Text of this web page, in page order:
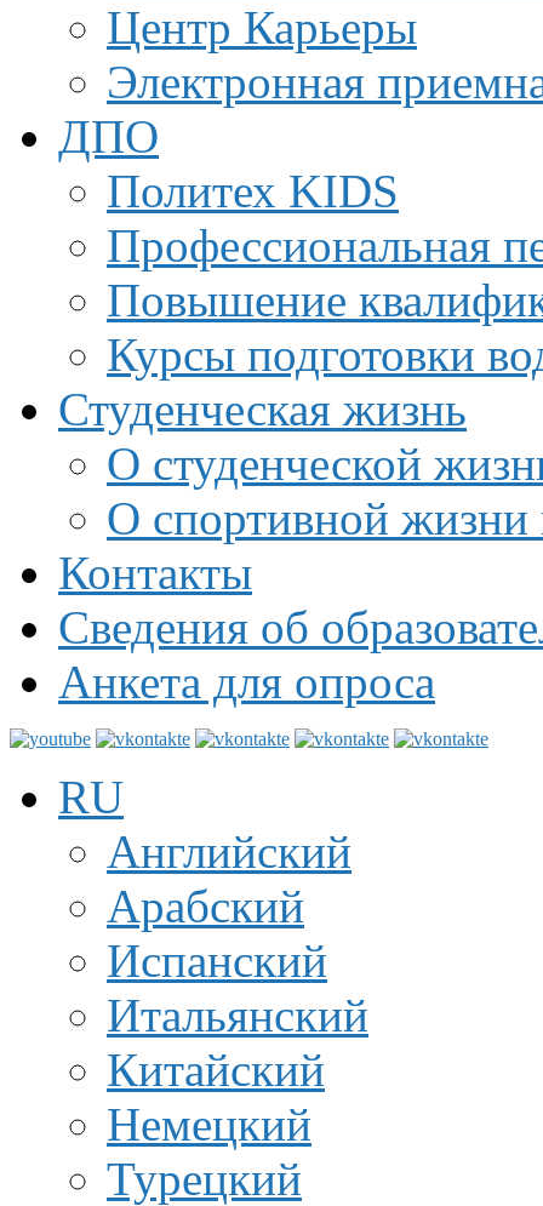
Центр Карьеры
Электронная
ДПО
Политех KIDS
Профессиональная
Повышение
Курсы подготовки
Студенческая жизнь
О студенческой
О спортивной жизни
Контакты
Сведения об
Анкета для опроса
RU
Английский
Арабский
Испанский
Итальянский
Китайский
Немецкий
Турецкий